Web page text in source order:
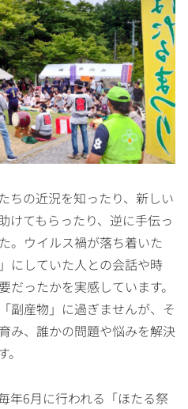
ちの近況を知ったり、新しい
けてもらったり、逆に手伝っ
。ウイルス禍が落ち着いた
にしていた人との会話や時
ったかを実感しています。
副産物」に過ぎませんが、そ
み、誰かの問題や悩みを解決
年6月に行われる「ほたる祭